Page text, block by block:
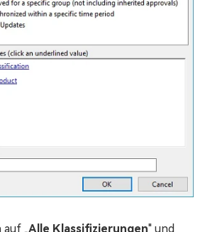
auf „Alle Klassifizierungen" und